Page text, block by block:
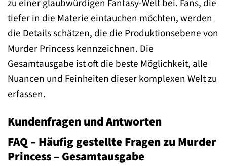
zu einer glaubwürdigen Fantasy-Welt bei. Fans, die
tiefer in die Materie eintauchen möchten, werden
die Details schätzen, die die Produktionsebene von
Murder Princess kennzeichnen. Die
Gesamtausgabe ist oft die beste Möglichkeit, alle
Nuancen und Feinheiten dieser komplexen Welt zu
erfassen.
Kundenfragen und Antworten
FAQ – Häufig gestellte Fragen zu Murder
Princess – Gesamtausgabe